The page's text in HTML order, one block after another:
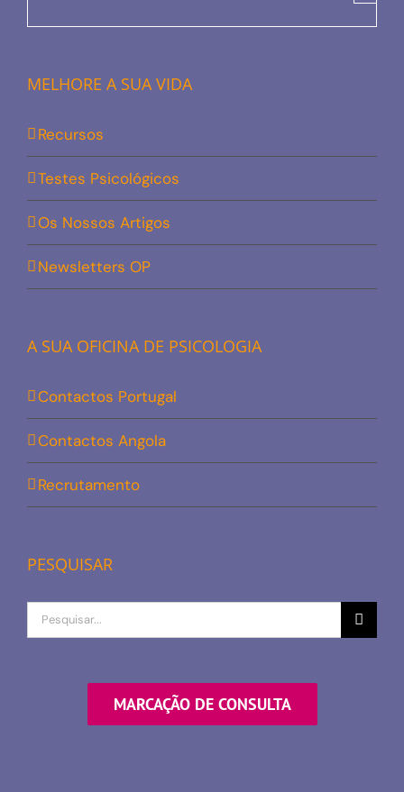
MELHORE A SUA VIDA
Recursos
Testes Psicológicos
Os Nossos Artigos
Newsletters OP
A SUA OFICINA DE PSICOLOGIA
Contactos Portugal
Contactos Angola
Recrutamento
PESQUISAR
Procurar
por
MARCAÇÃO DE CONSULTA